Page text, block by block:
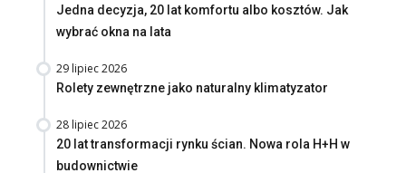
Jedna decyzja, 20 lat komfortu albo kosztów. Jak
wybrać okna na lata
29 lipiec 2026
Rolety zewnętrzne jako naturalny klimatyzator
28 lipiec 2026
20 lat transformacji rynku ścian. Nowa rola H+H w
budownictwie